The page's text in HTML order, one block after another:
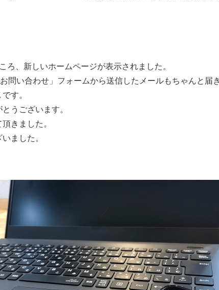
ろ、新しいホームページが表示されました。
問い合わせ」フォームから送信したメールもちゃんと届き
す。
うございます。
きました。
ました。